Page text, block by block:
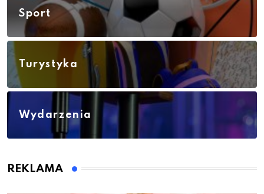
Sport
Turystyka
Wydarzenia
REKLAMA